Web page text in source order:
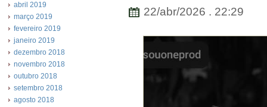
abril 2019
março 2019
fevereiro 2019
janeiro 2019
dezembro 2018
novembro 2018
outubro 2018
setembro 2018
agosto 2018
22/abr/2026 . 22:29